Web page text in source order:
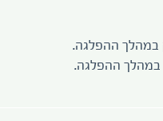
במהלך ההפלגה.
במהלך ההפלגה.